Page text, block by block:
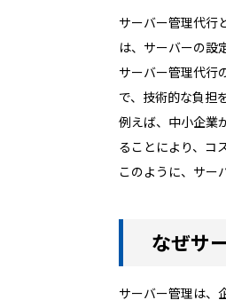
サーバー管理代行
は、サーバーの設
サーバー管理代行
で、技術的な負担
例えば、中小企業
ることにより、コ
このように、サー
なぜサ
サーバー管理は、